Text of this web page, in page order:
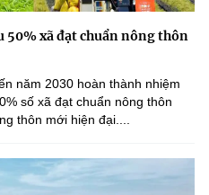
50% xã đạt chuẩn nông thôn
năm 2030 hoàn thành nhiệm
số xã đạt chuẩn nông thôn
thôn mới hiện đại....